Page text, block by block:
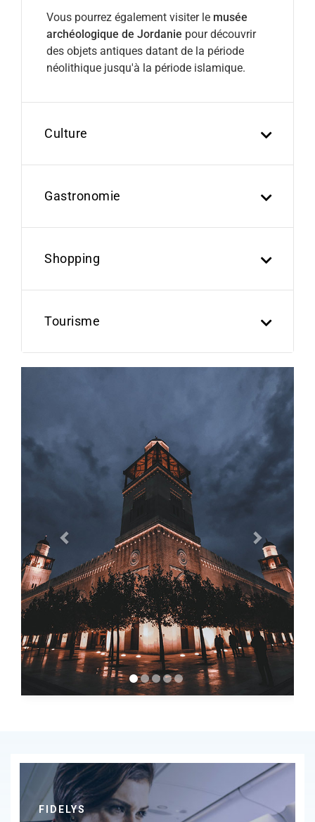
Vous pourrez également visiter le musée
archéologique de Jordanie pour découvrir
des objets antiques datant de la période
néolithique jusqu'à la période islamique.
Culture
Gastronomie
Shopping
Tourisme
FIDELYS